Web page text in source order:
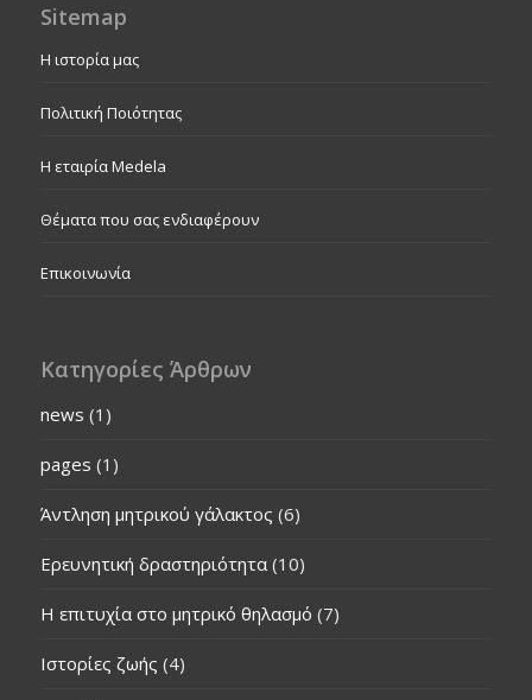
Sitemap
Η ιστορία μας
Πολιτική Ποιότητας
Η εταιρία Medela
Θέματα που σας ενδιαφέρουν
Επικοινωνία
Κατηγορίες Άρθρων
news (1)
pages (1)
Άντληση μητρικού γάλακτος (6)
Ερευνητική δραστηριότητα(10)
Η επιτυχία στο μητρικό θηλασμό (7)
Ιστορίες ζωής (4)